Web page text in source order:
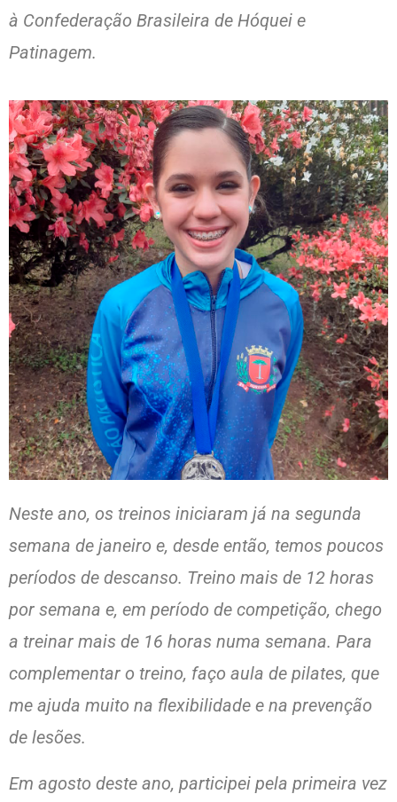
à Confederação Brasileira de Hóquei e
Patinagem.
Neste ano, os treinos iniciaram já na segunda
semana de janeiro e, desde então, temos poucos
períodos de descanso. Treino mais de 12 horas
por semana e, em período de competição, chego
a treinar mais de 16 horas numa semana. Para
complementar o treino, faço aula de pilates, que
me ajuda muito na flexibilidade e na prevenção
de lesões.
Em agosto deste ano, participei pela primeira vez